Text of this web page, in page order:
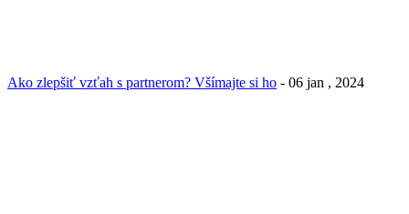
Ako zlepšiť vzťah s partnerom? Všímajte si ho - 06 jan , 2024